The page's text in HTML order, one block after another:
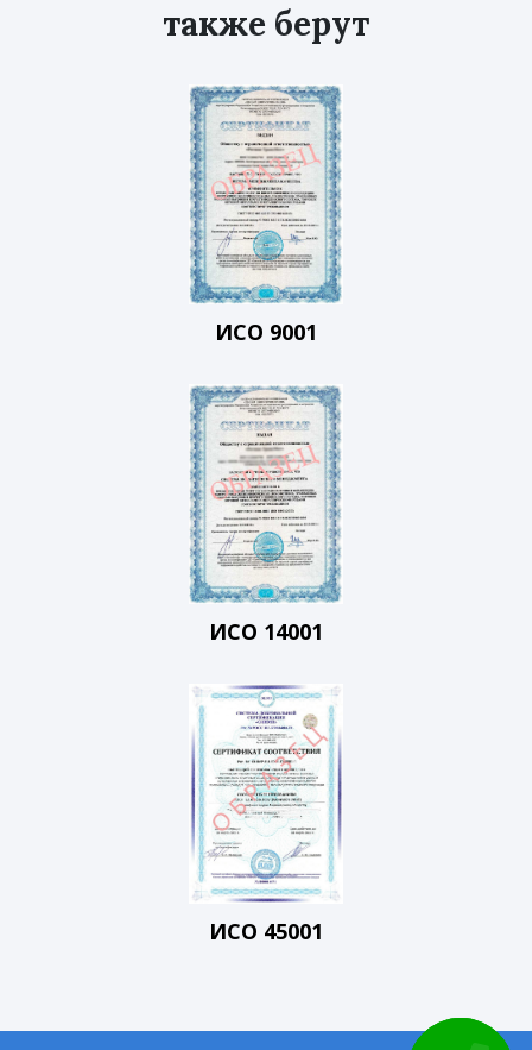
также берут
ИСО 9001
ИСО 14001
ИСО 45001